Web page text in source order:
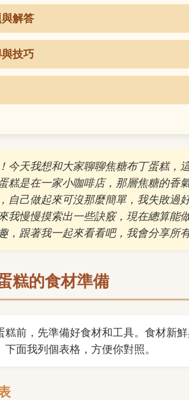
解答
技巧
今天我想和大家聊聊焦糖布丁蛋糕，
糕是在一家小咖啡店，那層焦糖的香
自己做起來可沒那麼簡單，我失敗過
我慢慢摸索出一些訣竅，現在總算能
，跟著我一起來看看吧，我會分享所
糕的食材準備
糕前，先準備好食材和工具。食材新
下面我列個表格，方便你對照。